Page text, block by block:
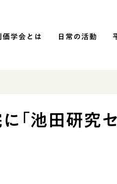
価学会とは 日常の活動
「平和の文化」を構築
「池田研究